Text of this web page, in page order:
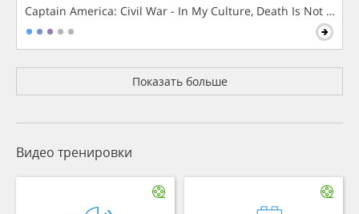
Captain America: Civil War - In My Culture, Death Is Not The
Показать больше
Видео тренировки